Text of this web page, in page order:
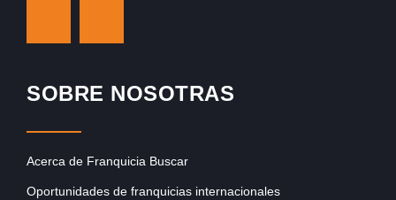
SOBRE NOSOTRAS
Acerca de Franquicia Buscar
Oportunidades de franquicias internacionales